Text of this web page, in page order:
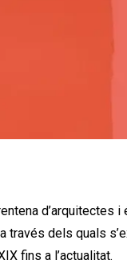
dels quals
fins a l’actualitat.